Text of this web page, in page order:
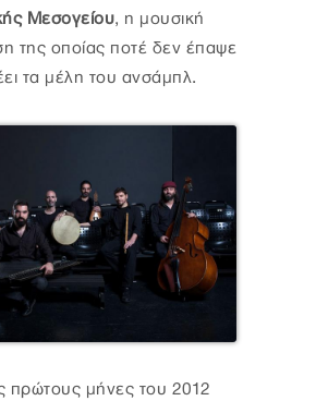
Μεσογείου, η μουσική
της οποίας ποτέ δεν έπαψε
τα μέλη του ανσάμπλ.
πρώτους μήνες του 2012